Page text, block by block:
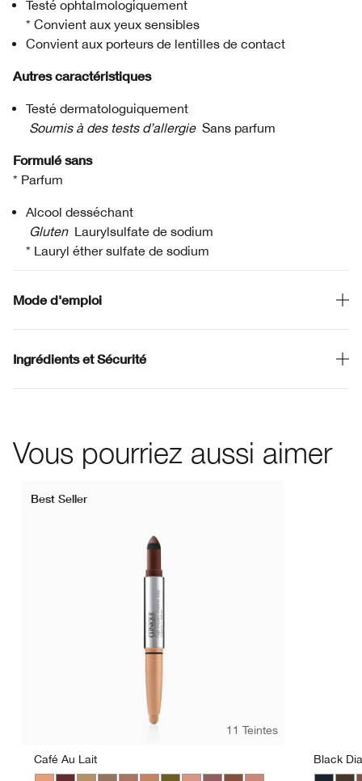
Testé ophtalmologiquement
* Convient aux yeux sensibles
Convient aux porteurs de lentilles de contact
Autres caractéristiques
Testé dermatologuiquement
Soumis à des tests d’allergie Sans parfum
Formulé sans
* Parfum
Alcool desséchant
Gluten Laurylsulfate de sodium
* Lauryl éther sulfate de sodium
Mode d'emploi
Ingrédients et Sécurité
Vous pourriez aussi aimer
Best Seller
11 Teintes
Café Au Lait Black